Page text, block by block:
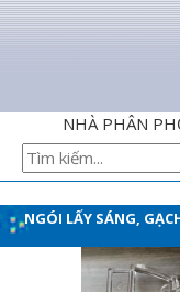
NHÀ PHÂN PHỐI
NGÓI LẤY SÁNG,